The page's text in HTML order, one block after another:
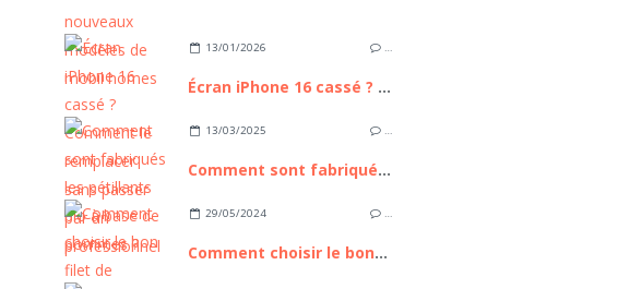
13/01/2026 …
Écran iPhone 16 cassé ? Comment le remplacer sans passer par un professionnel
13/03/2025 …
Comment sont fabriqués les pétillants bio à base de pommes ?
29/05/2024 …
Comment choisir le bon filet de camouflage ?